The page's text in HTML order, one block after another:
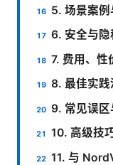
5. 场景案
6. 安全与隐
7. 费用、性
8. 最佳实践
9. 常见误区
10. 高级技
11. 与